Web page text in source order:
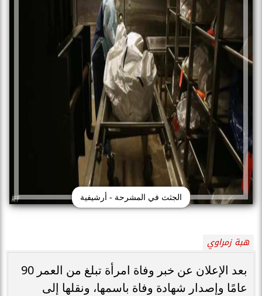
الجثث في المشرحة - أرشيفية
هبة زمراوي
بعد الإعلان عن خبر وفاة امرأة تبلغ من العمر 90
عامًا وإصدار شهادة وفاة باسمها، ونقلها إلى